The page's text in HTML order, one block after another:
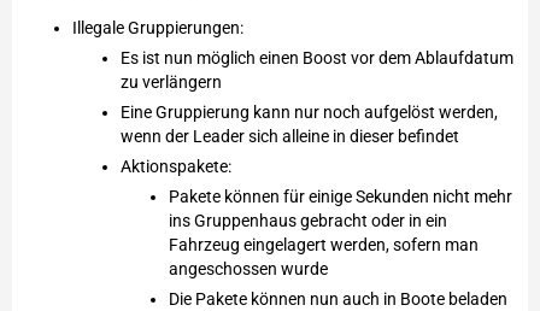
Illegale Gruppierungen:
Es ist nun möglich einen Boost vor dem Ablaufdatum
zu verlängern
Eine Gruppierung kann nur noch aufgelöst werden,
wenn der Leader sich alleine in dieser befindet
Aktionspakete:
Pakete können für einige Sekunden nicht mehr
ins Gruppenhaus gebracht oder in ein
Fahrzeug eingelagert werden, sofern man
angeschossen wurde
Die Pakete können nun auch in Boote beladen